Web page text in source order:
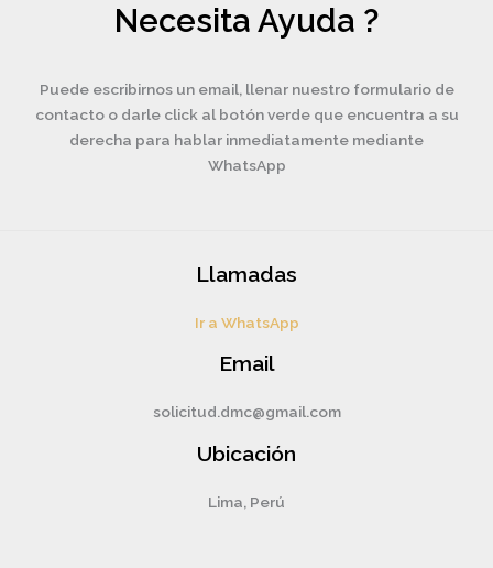
Necesita Ayuda ?
Puede escribirnos un email, llenar nuestro formulario de
contacto o darle click al botón verde que encuentra a su
derecha para hablar inmediatamente mediante
WhatsApp
Llamadas
Ir a WhatsApp
Email
solicitud.dmc@gmail.com
Ubicación
Lima, Perú